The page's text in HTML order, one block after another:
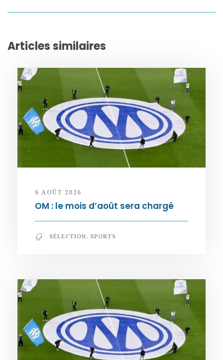
Articles similaires
6 AOÛT 2026
OM : le mois d’août sera chargé
SÉLECTION, SPORTS